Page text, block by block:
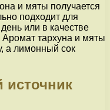
и мяты получается
подходит для
или в качестве
тархуна и мяты
а лимонный сок